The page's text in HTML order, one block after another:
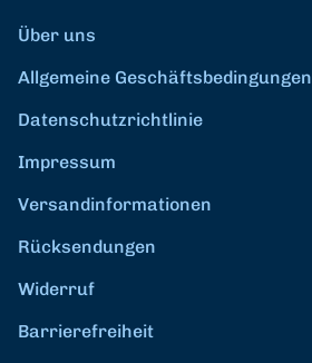
Über uns
Allgemeine Geschäftsbedingungen
Datenschutzrichtlinie
Impressum
Versandinformationen
Rücksendungen
Widerruf
Barrierefreiheit